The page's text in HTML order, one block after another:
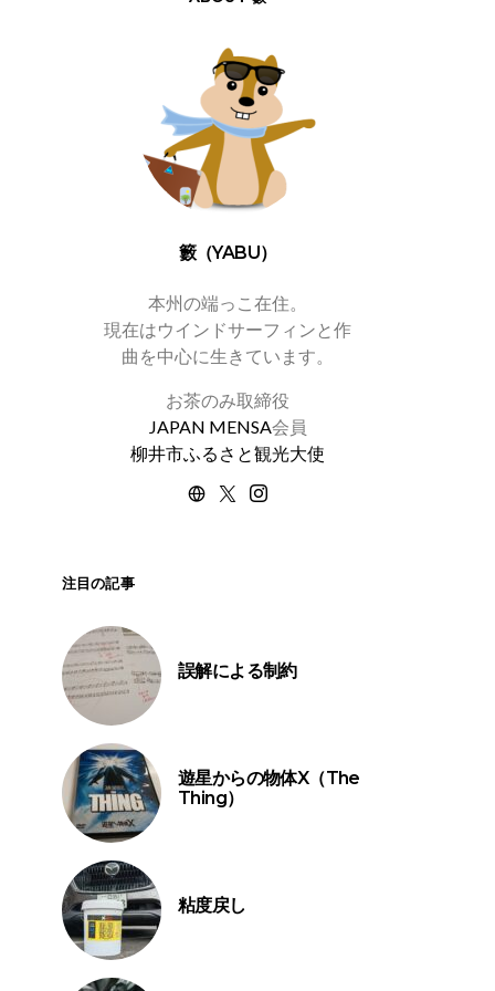
籔（YABU）
本州の端っこ在住。
現在はウインドサーフィンと作
曲を中心に生きています。
お茶のみ取締役
JAPAN MENSA会員
柳井市ふるさと観光大使
注目の記事
誤解による制約
遊星からの物体X（The
Thing）
粘度戻し